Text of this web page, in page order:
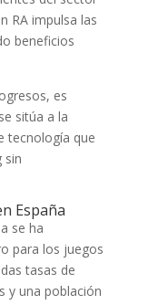
RA impulsa las
beneficios
es
sitúa a la
tecnología que
sin
España
se ha
para los juegos
tasas de
y una población